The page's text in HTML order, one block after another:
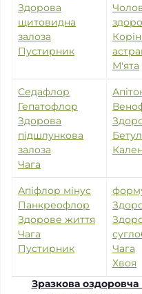
Здорова
щитовидна
залоза
Пустирник
М'ята
Седафлор
Гепатофлор
Здорова
підшлункова
залоза
Чага
Апіфлор мінус
Панкреофлор
Здорове життя
Чага
Пустирник
Чага
Хвоя
Зразкова оздоровча